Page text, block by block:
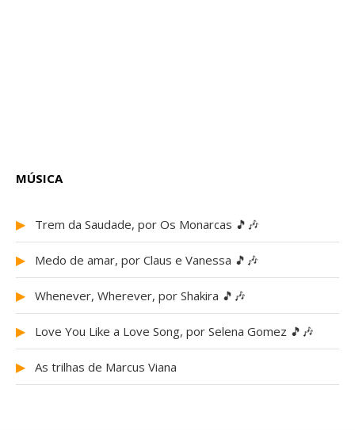
MÚSICA
▶ Trem da Saudade, por Os Monarcas 🎵🎶
▶ Medo de amar, por Claus e Vanessa 🎵🎶
▶ Whenever, Wherever, por Shakira 🎵🎶
▶ Love You Like a Love Song, por Selena Gomez 🎵🎶
▶ As trilhas de Marcus Viana